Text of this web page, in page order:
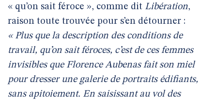
« qu’on sait féroce », comme dit Libération,
raison toute trouvée pour s’en détourner :
« Plus que la description des conditions de
travail, qu’on sait féroces, c’est de ces femmes
invisibles que Florence Aubenas fait son miel
pour dresser une galerie de portraits édifiants,
sans apitoiement. En saisissant au vol des